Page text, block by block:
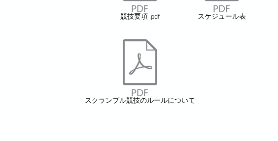
競技要項 .pdf スケジュール表
スクランブル競技のルールについて